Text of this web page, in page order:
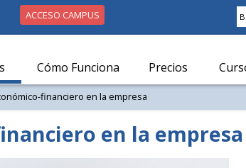
ACCESO CAMPUS
Cómo Funciona Precios
financiero en la empresa
en la empresa